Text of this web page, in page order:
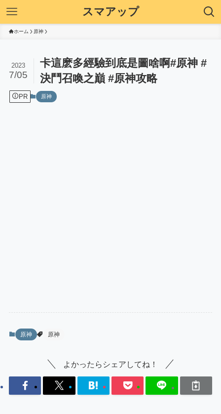
スマアップ
ホーム 原神
卡這麽多經驗到底是圖啥啊#原神 #
決鬥召喚之巔 #原神攻略
2023
7/05
PR 原神
原神 原神
よかったらシェアしてね！